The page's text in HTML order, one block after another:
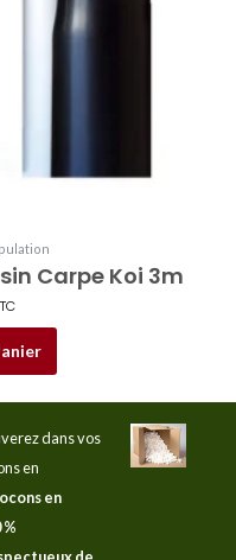
Carpe Koi 3m
dans vos
en
en
%